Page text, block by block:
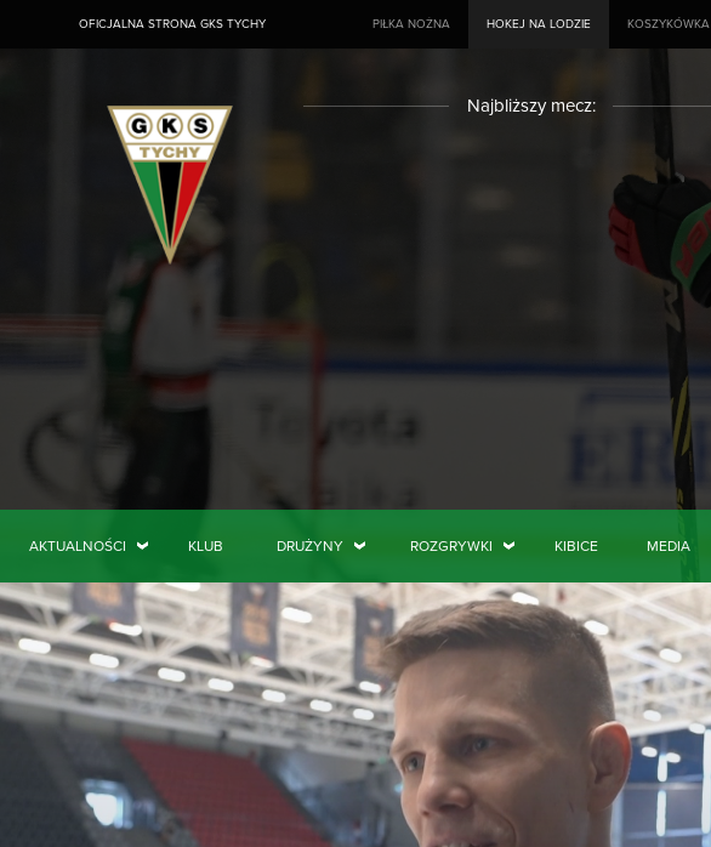
OFICJALNA STRONA GKS TYCHY PIŁKA NOŻNA HOKEJ NA LODZIE KOSZYKÓWKA
Najbliższy mecz:
AKTUALNOŚCI KLUB DRUŻYNY ROZGRYWKI KIBICE MEDIA